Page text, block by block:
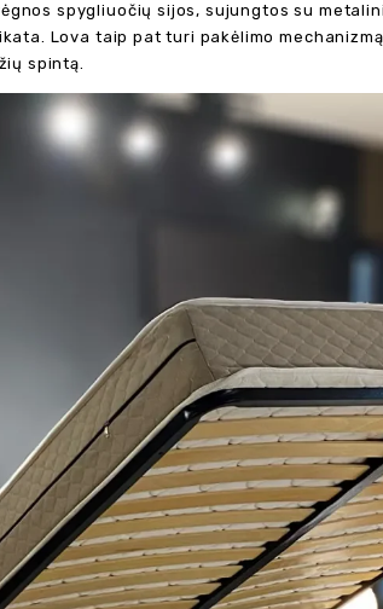
spygliuočių sijos, sujungtos su
Lova taip pat turi pakėlimo
spintą.